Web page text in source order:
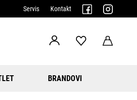
Servis Kontakt
BRANDOVI